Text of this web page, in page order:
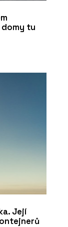
tu
Její